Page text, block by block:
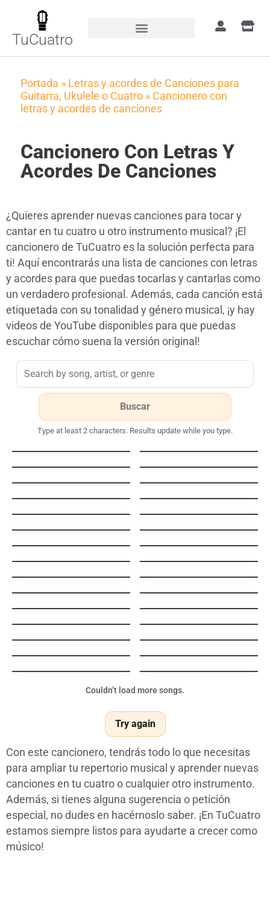
TuCuatro
Portada » Letras y acordes de Canciones para
Guitarra, Ukulele o Cuatro » Cancionero con
letras y acordes de canciones
Cancionero Con Letras Y
Acordes De Canciones
¿Quieres aprender nuevas canciones para tocar y
cantar en tu cuatro u otro instrumento musical? ¡El
cancionero de TuCuatro es la solución perfecta para
ti! Aquí encontrarás una lista de canciones con letras
y acordes para que puedas tocarlas y cantarlas como
un verdadero profesional. Además, cada canción está
etiquetada con su tonalidad y género musical, ¡y hay
videos de YouTube disponibles para que puedas
escuchar cómo suena la versión original!
Type at least 2 characters. Results update while you type.
Río Yurubí Añoranza
Primera Fila – Live
Chachachá
i know a place
i know a place
Bendita Tu Luz
Hay Amores
Una Casita Bella Para Ti
venezolano
Bailando
Me Porto Bonito
Como Será
Flor de Mayo
años
joropo 8
Himno a la alegría
Allá Cayo
Descubriendote
Aire
Ilegal
Obviamente
Wiki Wiki
Ella
Creep (Acoustic)
Wish You Where Here
Pequeña Dama
TE ENCONTRE
De Repente
El Cucarachero
Couldn’t load more songs.
Try again
Con este cancionero, tendrás todo lo que necesitas
para ampliar tu repertorio musical y aprender nuevas
canciones en tu cuatro o cualquier otro instrumento.
Además, si tienes alguna sugerencia o petición
especial, no dudes en hacérnoslo saber. ¡En TuCuatro
estamos siempre listos para ayudarte a crecer como
músico!